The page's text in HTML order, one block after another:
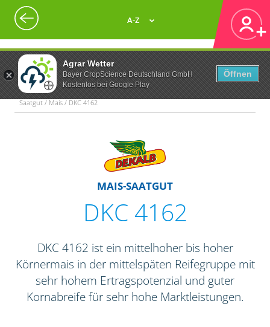
Agrar Wetter
Bayer CropScience Deutschland GmbH
Kostenlos bei Google Play
Öffnen
A-Z
Saatgut / Mais / DKC 4162
MAIS-SAATGUT
DKC 4162
DKC 4162 ist ein mittelhoher bis hoher
Körnermais in der mittelspäten Reifegruppe mit
sehr hohem Ertragspotenzial und guter
Kornabreife für sehr hohe Marktleistungen.